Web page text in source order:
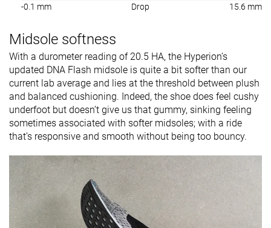
-0.1 mm Drop 15.6 mm
Midsole softness
With a durometer reading of 20.5 HA, the Hyperion’s
updated DNA Flash midsole is quite a bit softer than our
current lab average and lies at the threshold between plush
and balanced cushioning. Indeed, the shoe does feel cushy
underfoot but doesn’t give us that gummy, sinking feeling
sometimes associated with softer midsoles; with a ride
that’s responsive and smooth without being too bouncy.